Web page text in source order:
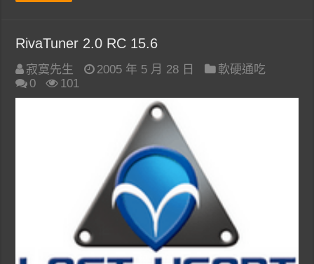
RivaTuner 2.0 RC 15.6
寂寞先生 2005 年 5 月 28 日
軟硬通吃
0
101